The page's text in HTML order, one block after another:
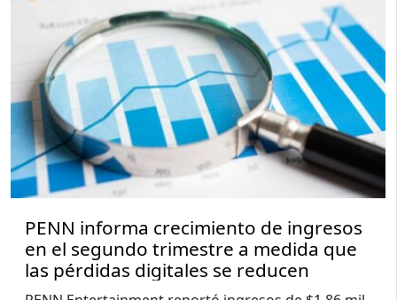
PENN informa crecimiento de ingresos
en el segundo trimestre a medida que
las pérdidas digitales se reducen